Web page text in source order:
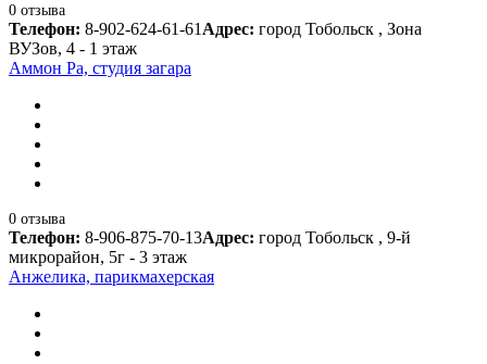
0 отзыва
Телефон: 8-902-624-61-61 Адрес: город Тобольск , Зона
ВУЗов, 4 - 1 этаж
Аммон Ра, студия загара
0 отзыва
Телефон: 8-906-875-70-13Адрес: город Тобольск , 9-й
микрорайон, 5г - 3 этаж
Анжелика, парикмахерская